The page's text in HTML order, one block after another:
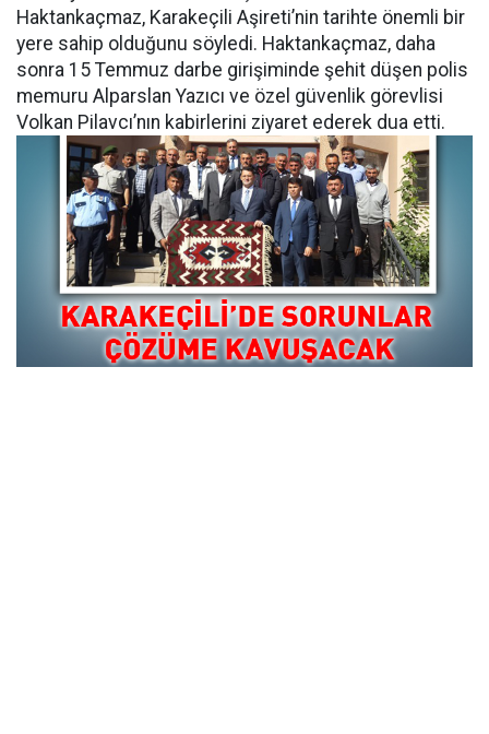
Haktankaçmaz, Karakeçili Aşireti’nin tarihte önemli bir
yere sahip olduğunu söyledi. Haktankaçmaz, daha
sonra 15 Temmuz darbe girişiminde şehit düşen polis
memuru Alparslan Yazıcı ve özel güvenlik görevlisi
Volkan Pilavcı’nın kabirlerini ziyaret ederek dua etti.